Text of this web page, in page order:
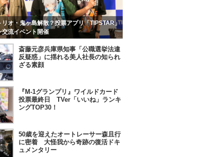
リオ・鬼ヶ島解散？投票アプリ「TIPSTAR」
交流イベント開催
斎藤元彦兵庫県知事「公職選挙法違
反疑惑」に揺れる美人社長の知られ
ざる素顔
『M-1グランプリ』ワイルドカード
投票最終日 TVer「いいね」ランキ
ングTOP30！
50歳を迎えたオートレーサー森且行
に密着 大怪我から奇跡の復活ドキ
ュメンタリー